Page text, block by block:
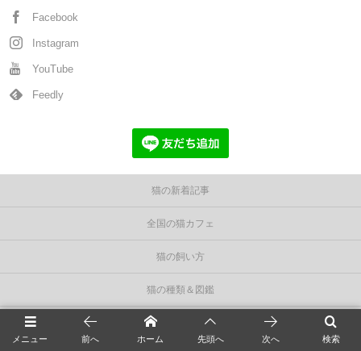
Facebook
Instagram
YouTube
Feedly
猫の新着記事
全国の猫カフェ
猫の飼い方
猫の種類＆図鑑
猫の毛色/柄/模様
メニュー 検索
前へ ホーム 先頭へ 次へ